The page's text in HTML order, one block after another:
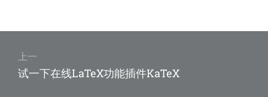
上一
上
试一下在线LaTeX功能插件KaTeX